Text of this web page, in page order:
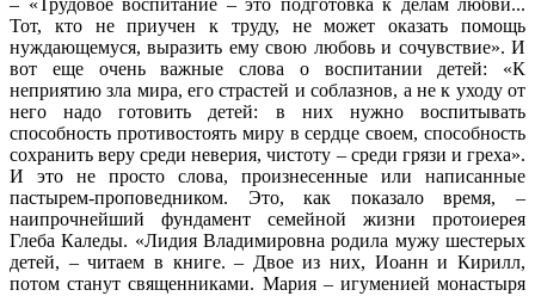
Тот, кто не приучен к труду, не может оказать помощь
нуждающемуся, выразить ему свою любовь и сочувствие». И
вот еще очень важные слова о воспитании детей: «К
неприятию зла мира, его страстей и соблазнов, а не к уходу от
него надо готовить детей: в них нужно воспитывать
способность противостоять миру в сердце своем, способность
сохранить веру среди неверия, чистоту – среди грязи и греха».
И это не просто слова, произнесенные или написанные
пастырем-проповедником. Это, как показало время, –
наипрочнейший фундамент семейной жизни протоиерея
Глеба Каледы. «Лидия Владимировна родила мужу шестерых
детей, – читаем в книге. – Двое из них, Иоанн и Кирилл,
потом станут священниками. Мария – игуменией монастыря